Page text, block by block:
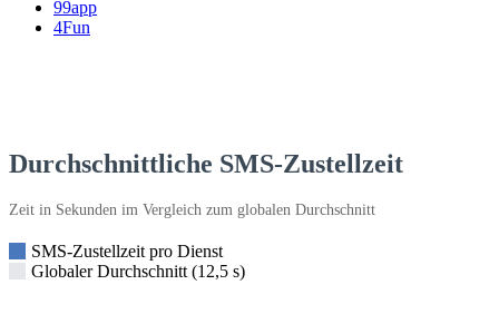
99app
4Fun
Durchschnittliche SMS-Zustellzeit
Zeit in Sekunden im Vergleich zum globalen Durchschnitt
SMS-Zustellzeit pro Dienst
Globaler Durchschnitt (12,5 s)